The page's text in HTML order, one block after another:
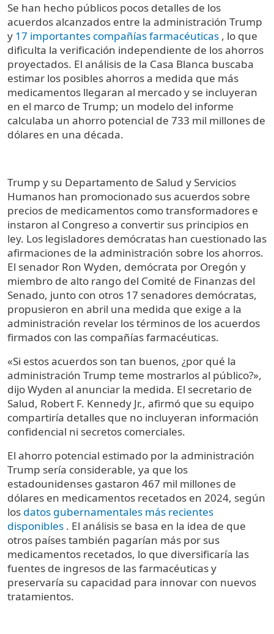
Se han hecho públicos pocos detalles de los
acuerdos alcanzados entre la administración Trump
y 17 importantes compañías farmacéuticas , lo que
dificulta la verificación independiente de los ahorros
proyectados. El análisis de la Casa Blanca buscaba
estimar los posibles ahorros a medida que más
medicamentos llegaran al mercado y se incluyeran
en el marco de Trump; un modelo del informe
calculaba un ahorro potencial de 733 mil millones de
dólares en una década.
Trump y su Departamento de Salud y Servicios
Humanos han promocionado sus acuerdos sobre
precios de medicamentos como transformadores e
instaron al Congreso a convertir sus principios en
ley. Los legisladores demócratas han cuestionado las
afirmaciones de la administración sobre los ahorros.
El senador Ron Wyden, demócrata por Oregón y
miembro de alto rango del Comité de Finanzas del
Senado, junto con otros 17 senadores demócratas,
propusieron en abril una medida que exige a la
administración revelar los términos de los acuerdos
firmados con las compañías farmacéuticas.
«Si estos acuerdos son tan buenos, ¿por qué la
administración Trump teme mostrarlos al público?»,
dijo Wyden al anunciar la medida. El secretario de
Salud, Robert F. Kennedy Jr., afirmó que su equipo
compartiría detalles que no incluyeran información
confidencial ni secretos comerciales.
El ahorro potencial estimado por la administración
Trump sería considerable, ya que los
estadounidenses gastaron 467 mil millones de
dólares en medicamentos recetados en 2024, según
los datos gubernamentales más recientes
disponibles . El análisis se basa en la idea de que
otros países también pagarían más por sus
medicamentos recetados, lo que diversificaría las
fuentes de ingresos de las farmacéuticas y
preservaría su capacidad para innovar con nuevos
tratamientos.